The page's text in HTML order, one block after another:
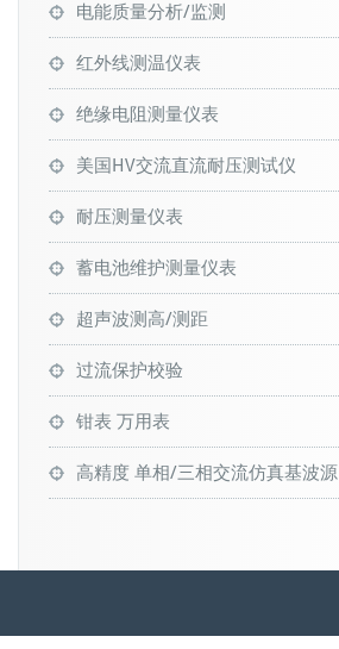
电能质量分析/监测
红外线测温仪表
绝缘电阻测量仪表
美国HV交流直流耐压测试仪
耐压测量仪表
蓄电池维护测量仪表
超声波测高/测距
过流保护校验
钳表 万用表
高精度 单相/三相交流仿真基波源